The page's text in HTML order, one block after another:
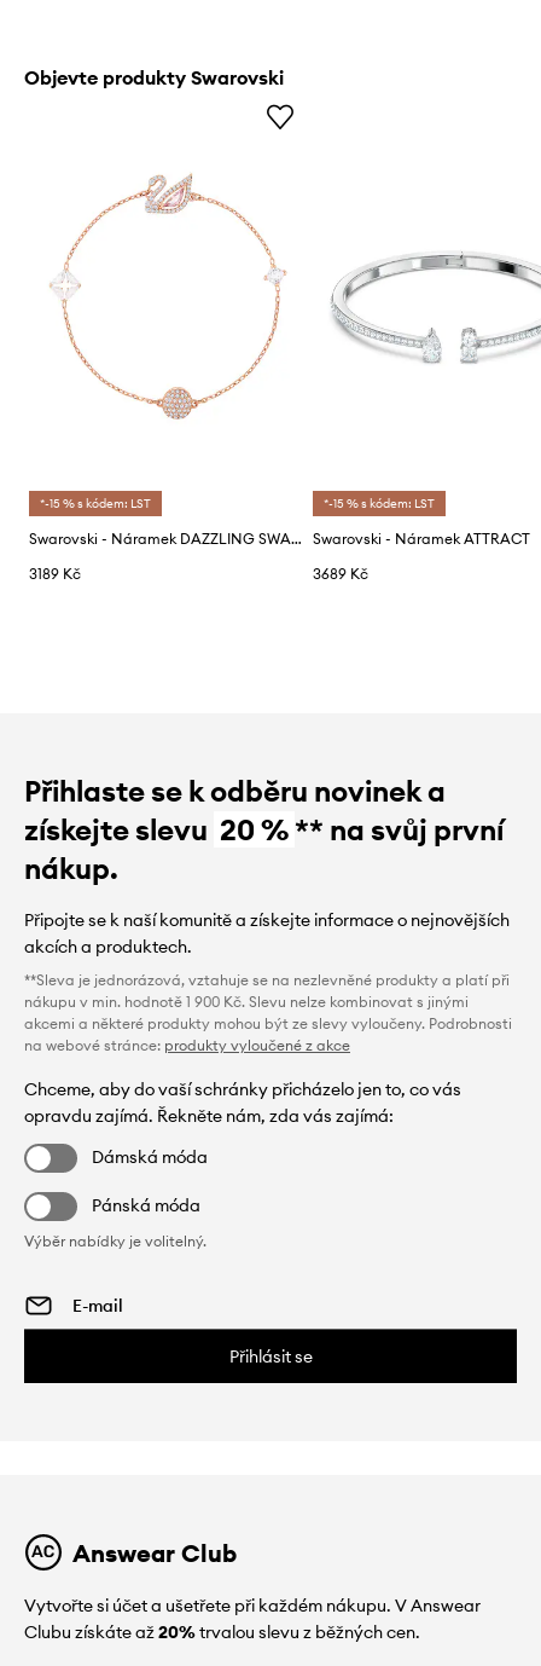
Objevte produkty Swarovski
*-15 % s kódem: LST
Swarovski - Náramek DAZZLING SWAN
3189 Kč
*-15 % s kódem: LST
Swarovski - Náramek ATTRACT
3689 Kč
Přihlaste se k odběru novinek a
získejte slevu 20 %** na svůj první
nákup.
Připojte se k naší komunitě a získejte informace o nejnovějších
akcích a produktech.
**Sleva je jednorázová, vztahuje se na nezlevněné produkty a platí při
nákupu v min. hodnotě 1 900 Kč. Slevu nelze kombinovat s jinými
akcemi a některé produkty mohou být ze slevy vyloučeny. Podrobnosti
na webové stránce: produkty vyloučené z akce
Chceme, aby do vaší schránky přicházelo jen to, co vás
opravdu zajímá. Řekněte nám, zda vás zajímá:
Dámská móda
Pánská móda
Výběr nabídky je volitelný.
Přihlásit se
Answear Club
Vytvořte si účet a ušetřete při každém nákupu. V Answear
Clubu získáte až20%trvalou slevu z běžných cen.